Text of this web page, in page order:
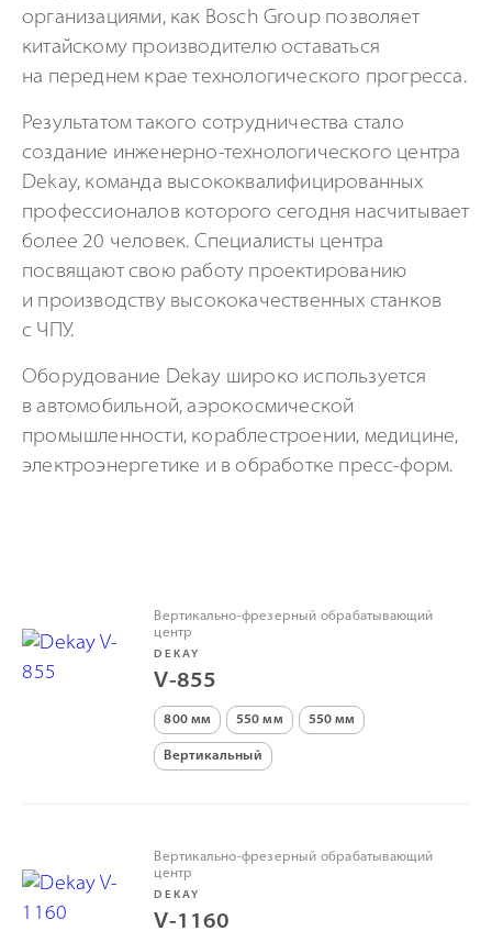
организациями, как Bosch Group позволяет
китайскому производителю оставаться
на переднем крае технологического прогресса.
Результатом такого сотрудничества стало
создание инженерно-технологического центра
Dekay, команда высококвалифицированных
профессионалов которого сегодня насчитывает
более 20 человек. Специалисты центра
посвящают свою работу проектированию
и производству высококачественных станков
с ЧПУ.
Оборудование Dekay широко используется
в автомобильной, аэрокосмической
промышленности, кораблестроении, медицине,
электроэнергетике и в обработке пресс-форм.
Вертикально-фрезерный обрабатывающий
центр
DEKAY
V-855
800 мм 550 мм 550 мм
Вертикальный
Вертикально-фрезерный обрабатывающий
центр
DEKAY
V-1160